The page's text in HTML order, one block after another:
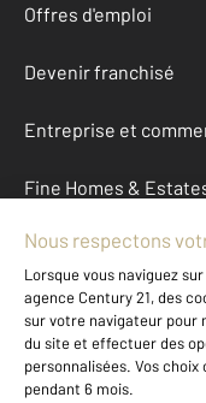
Offres d'emploi
Devenir franchisé
Entreprise et
Fine Homes &
À propos
International
Nous contacter